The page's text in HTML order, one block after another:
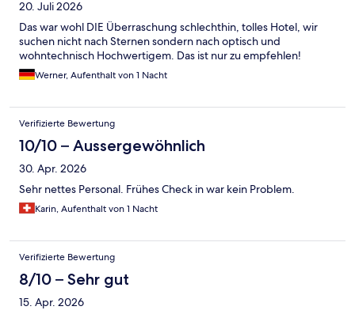
20. Juli 2026
Das war wohl DIE Überraschung schlechthin, tolles Hotel, wir
suchen nicht nach Sternen sondern nach optisch und
wohntechnisch Hochwertigem. Das ist nur zu empfehlen!
Werner, Aufenthalt von 1 Nacht
Verifizierte Bewertung
10/10 – Aussergewöhnlich
30. Apr. 2026
Sehr nettes Personal. Frühes Check in war kein Problem.
Karin, Aufenthalt von 1 Nacht
Verifizierte Bewertung
8/10 – Sehr gut
15. Apr. 2026